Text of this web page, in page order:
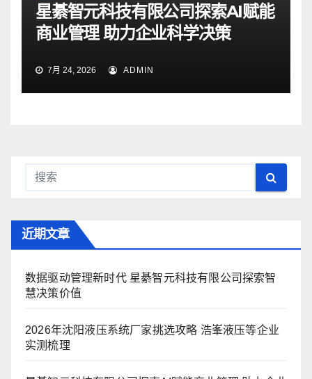
星綦智元科技有限公司探索AI赋能
商业管理 助力企业科学决策
7月 24, 2026 ADMIN
近期文章
数据驱动管理新时代 星綦智元科技有限公司探索智
慧决策价值
2026年沈阳液压系统厂家挑选攻略 浩峯液压等企业
实测梳理